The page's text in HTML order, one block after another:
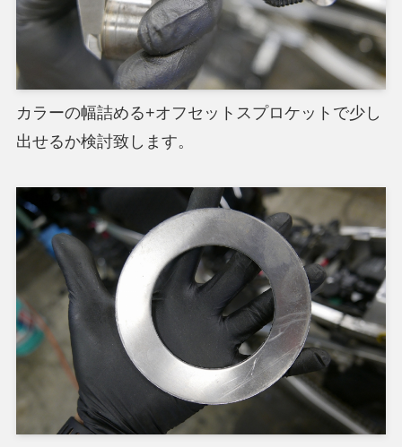
カラーの幅詰める+オフセットスプロケットで少し
出せるか検討致します。